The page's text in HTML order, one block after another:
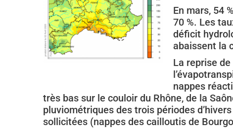
En mars, 54
70 %. Les
déficit
abaissent la
La reprise
nappes
très bas sur le couloir du Rhône, de la
pluviométriques des trois périodes
sollicitées (nappes des cailloutis de